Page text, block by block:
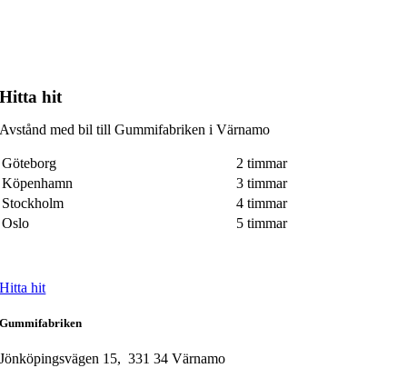
Hitta hit
Avstånd med bil till Gummifabriken i Värnamo
Göteborg
2 timmar
Köpenhamn
3 timmar
Stockholm
4 timmar
Oslo
5 timmar
Hitta hit
Gummifabriken
Jönköpingsvägen 15, 331 34 Värnamo